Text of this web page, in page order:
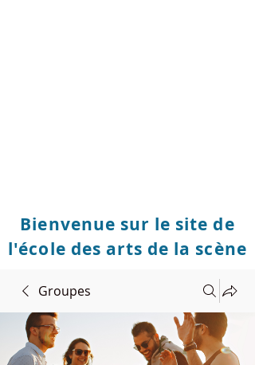
Bienvenue sur le site de
l'école des arts de la scène
Groupes